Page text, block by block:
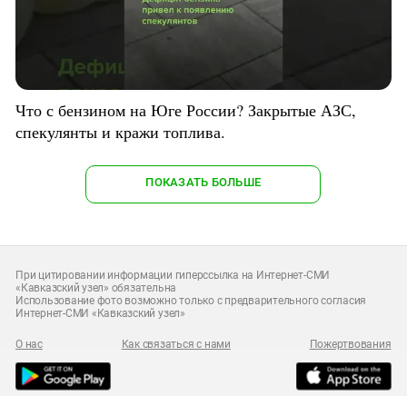
Что с бензином на Юге России? Закрытые АЗС,
спекулянты и кражи топлива.
ПОКАЗАТЬ БОЛЬШЕ
При цитировании информации гиперссылка на Интернет-СМИ
«Кавказский узел» обязательна
Использование фото возможно только с предварительного согласия
Интернет-СМИ «Кавказский узел»
О нас Как связаться с нами Пожертвования